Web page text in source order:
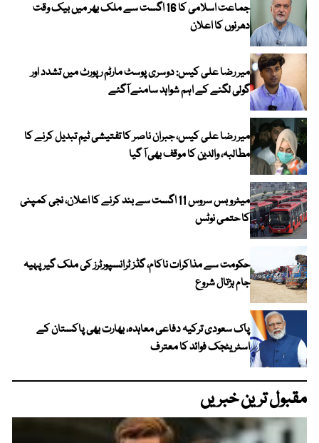
جماعت اسلامی کا 16 اگست سے ملک بھر میں بیک وقت
دھرنوں کا اعلان
میر رضا علی کیس: دوسری پوسٹ مارٹم رپورٹ میں تشدد اور
گولی لگنے کے اہم شواہد سامنے آگئے
میر رضا علی کیس، جبران ناصر کا تفتیشی ٹیم تبدیل کرنے کا
مطالبہ، والدین کا موقف بھی آ گیا
میٹرو بس سروس 11 اگست سے بند کرنے کا اعلان، نجی کمپنی
کا حتمی نوٹس
حکومت سے مذاکرات ناکام، گڈز ٹرانسپورٹرز کی ملک گیر پہیہ
جام ہڑتال شروع
پاک سعودی ترکیہ دفاعی معاہدہ، بھارت بھی پاکستان کے
اسٹریٹجک فوائد کا معترف
مقبول ترین خبریں